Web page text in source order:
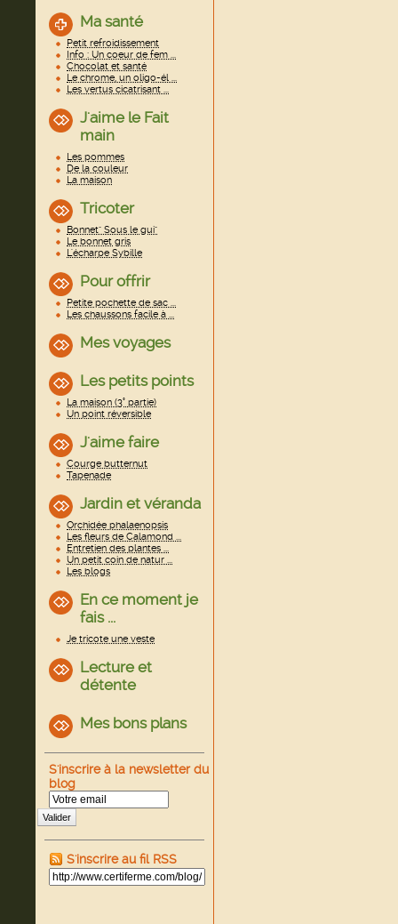
Ma santé
Petit refroidissement
Info : Un coeur de fem ...
Chocolat et santé
Le chrome, un oligo-él ...
Les vertus cicatrisant ...
J'aime le Fait
main
Les pommes
De la couleur
La maison
Tricoter
Bonnet" Sous le gui"
Le bonnet gris
L'écharpe Sybille
Pour offrir
Petite pochette de sac ...
Les chaussons facile à ...
Mes voyages
Les petits points
La maison (3° partie)
Un point réversible
J'aime faire
Courge butternut
Tapenade
Jardin et véranda
Orchidée phalaenopsis
Les fleurs de Calamond ...
Entretien des plantes ...
Un petit coin de natur ...
Les blogs
En ce moment je
fais ...
Je tricote une veste
Lecture et
détente
Mes bons plans
S'inscrire à la newsletter du
blog
Valider
S'inscrire au fil RSS